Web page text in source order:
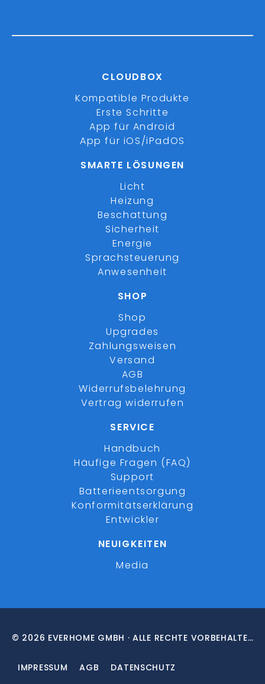
CLOUDBOX
Kompatible Produkte
Erste Schritte
App für Android
App für iOS/iPadOS
SMARTE LÖSUNGEN
Licht
Heizung
Beschattung
Sicherheit
Energie
Sprachsteuerung
Anwesenheit
SHOP
Shop
Upgrades
Zahlungsweisen
Versand
AGB
Widerrufsbelehrung
Vertrag widerrufen
SERVICE
Handbuch
Häufige Fragen (FAQ)
Support
Batterieentsorgung
Konformitätserklärung
Entwickler
NEUIGKEITEN
Media
© 2026 EVERHOME GMBH · ALLE RECHTE VORBEHALTEN
IMPRESSUM AGB DATENSCHUTZ